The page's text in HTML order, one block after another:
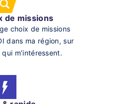
de missions
choix de missions
dans ma région, sur
m’intéressent.